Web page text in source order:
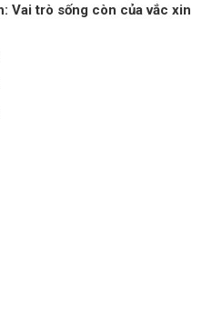
Vai trò sống còn của vắc xin